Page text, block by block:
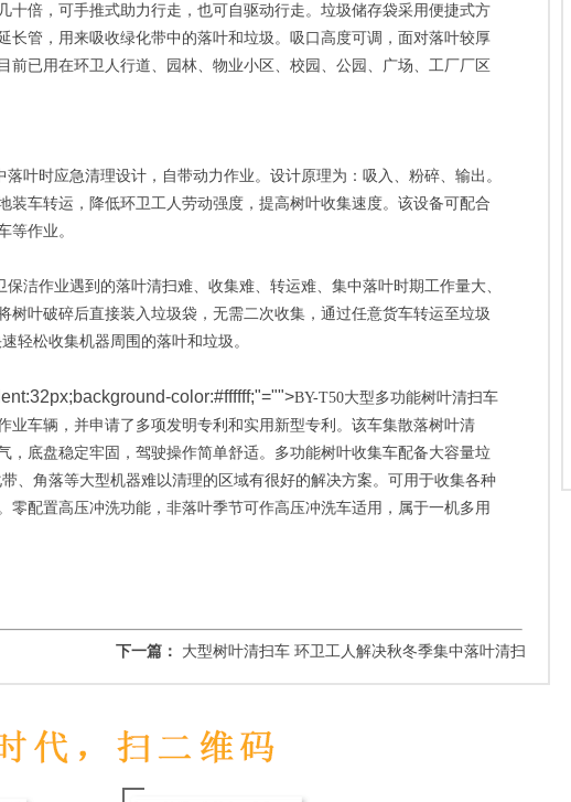
十倍，可手推式助力行走，也可自驱动行走。垃圾储存袋采用便捷式方
长管，用来吸收绿化带中的落叶和垃圾。吸口高度可调，面对落叶较厚
前已用在环卫人行道、园林、物业小区、校园、公园、广场、工厂厂区
叶时应急清理设计，自带动力作业。设计原理为：吸入、粉碎、输出。
装车转运，降低环卫工人劳动强度，提高树叶收集速度。该设备可配合
等作业。
洁作业遇到的落叶清扫难、收集难、转运难、集中落叶时期工作量大、
树叶破碎后直接装入垃圾袋，无需二次收集，通过任意货车转运至垃圾
轻松收集机器周围的落叶和垃圾。
color:#ffffff;"="">BY-T50大型多功能树叶清扫车
业车辆，并申请了多项发明专利和实用新型专利。该车集散落树叶清
，底盘稳定牢固，驾驶操作简单舒适。多功能树叶收集车配备大容量垃
、角落等大型机器难以清理的区域有很好的解决方案。可用于收集各种
零配置高压冲洗功能，非落叶季节可作高压冲洗车适用，属于一机多用
下一篇： 大型树叶清扫车 环卫工人解决秋冬季集中落叶清扫